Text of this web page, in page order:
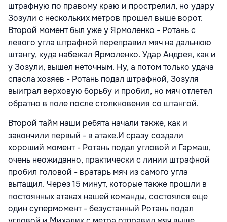
штрафную по правому краю и прострелил, но удару
Зозули с нескольких метров прошел выше ворот.
Второй момент был уже у Ярмоленко - Ротань с
левого угла штрафной переправил мяч на дальнюю
штангу, куда набежал Ярмоленко. Удар Андрея, как и
у Зозули, вышел неточным. Ну, а потом только удача
спасла хозяев - Ротань подал штрафной, Зозуля
выиграл верховую борьбу и пробил, но мяч отлетел
обратно в поле после столкновения со штангой.
Второй тайм наши ребята начали также, как и
закончили первый - в атаке.И сразу создали
хороший момент - Ротань подал угловой и Гармаш,
очень неожиданно, практически с линии штрафной
пробил головой - вратарь мяч из самого угла
вытащил. Через 15 минут, которые также прошли в
постоянных атаках нашей команды, состоялся еще
один супермомент - безустанный Ротань подал